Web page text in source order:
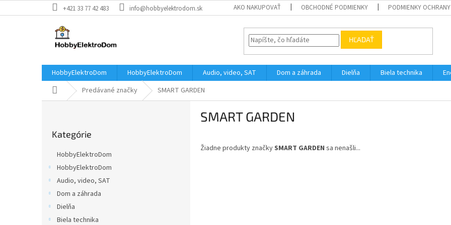
na
+421 33 77 42 483 info@hobbyelektrodom.sk AKO NAKUPOVAŤ OBCHODNÉ PODMIENKY PODMIENKY OCHRANY
HĽADAŤ
HobbyElektroDom HobbyElektroDom Audio, video, SAT Dom a záhrada Dielňa Biela technika
DomovPredávané značky SMART GARDEN
kategórie
Kategórie
HobbyElektroDom
HobbyElektroDom
Audio, video, SAT
Dom a záhrada
Dielňa
Biela technika
SMART GARDEN
Žiadne produkty značkySMART GARDEN sa nenašli...